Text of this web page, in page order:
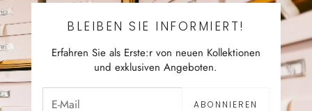
BLEIBEN SIE INFORMIERT!
Erfahren Sie als Erste:r von neuen Kollektionen
und exklusiven Angeboten.
ABONNIEREN